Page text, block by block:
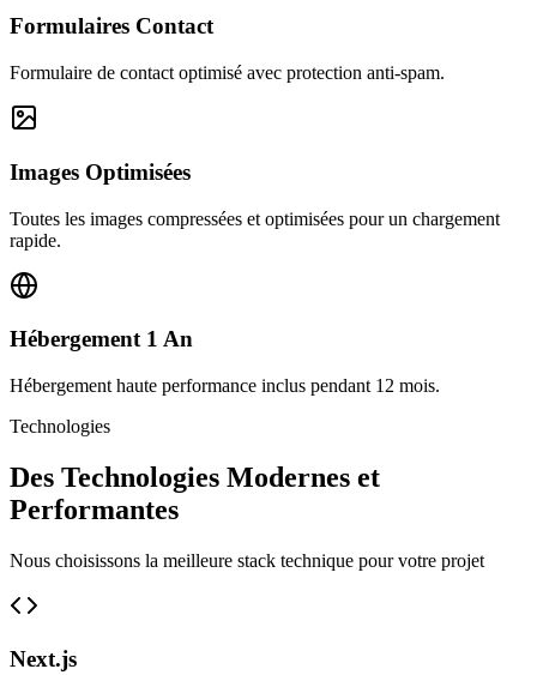
Formulaires Contact
Formulaire de contact optimisé avec protection anti-spam.
Images Optimisées
Toutes les images compressées et optimisées pour un chargement
rapide.
Hébergement 1 An
Hébergement haute performance inclus pendant 12 mois.
Technologies
Des Technologies Modernes et
Performantes
Nous choisissons la meilleure stack technique pour votre projet
Next.js